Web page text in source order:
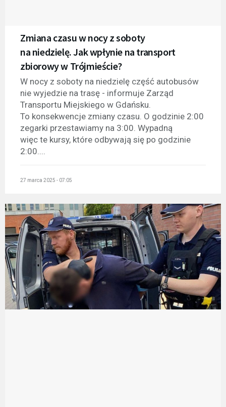
Zmiana czasu w nocy z soboty
na niedzielę. Jak wpłynie na transport
zbiorowy w Trójmieście?
W nocy z soboty na niedzielę część autobusów
nie wyjedzie na trasę - informuje Zarząd
Transportu Miejskiego w Gdańsku.
To konsekwencje zmiany czasu. O godzinie 2:00
zegarki przestawiamy na 3:00. Wypadną
więc te kursy, które odbywają się po godzinie
2:00....
27 marca 2025 - 07:05